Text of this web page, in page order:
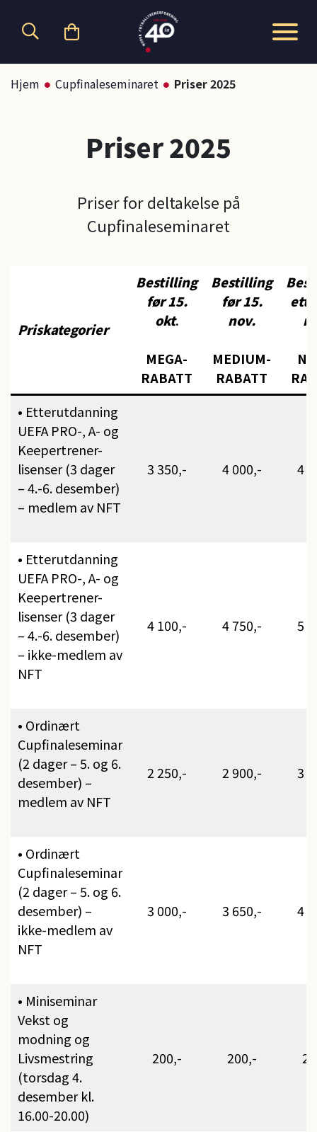
Hjem Cupfinaleseminaret Priser 2025
Priser 2025
Priser for deltakelse på
Cupfinaleseminaret
Priskategorier
Bestilling
før 15.
okt.
MEGA-
RABATT
Bestilling
før 15.
nov.
MEDIUM-
RABATT
• Etterutdanning
UEFA PRO-, A- og
Keepertrener-
lisenser (3 dager
– 4.-6. desember)
– medlem av NFT
3 350,- 4 000,- 4
• Etterutdanning
UEFA PRO-, A- og
Keepertrener-
lisenser (3 dager
– 4.-6. desember)
– ikke-medlem av
NFT
4 100,- 4 750,- 5
• Ordinært
Cupfinaleseminar
(2 dager – 5. og 6.
desember) –
medlem av NFT
2 250,- 2 900,- 3
• Ordinært
Cupfinaleseminar
(2 dager – 5. og 6.
desember) –
ikke-medlem av
NFT
3 000,- 3 650,- 4
• Miniseminar
Vekst og
modning og
Livsmestring
(torsdag 4.
desember kl.
16.00-20.00)
200,- 200,-